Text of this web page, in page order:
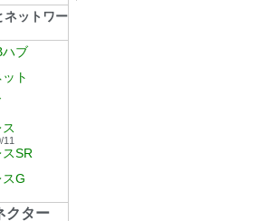
ネットワー
ハブ
ト
11
SR
G
クター